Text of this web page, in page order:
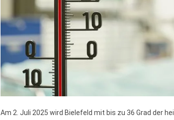
Am 2. Juli 2025 wird Bielefeld mit bis zu 36 Grad der